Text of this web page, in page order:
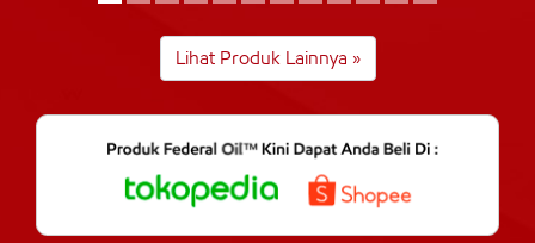
Lihat Produk Lainnya »